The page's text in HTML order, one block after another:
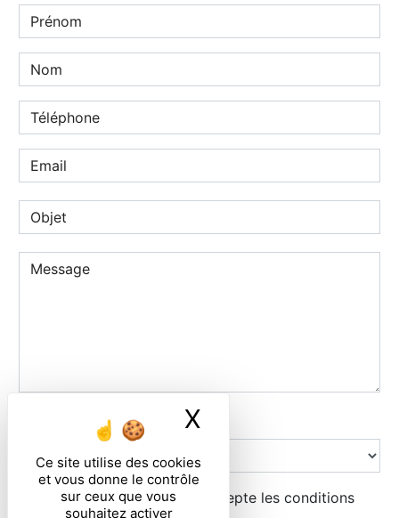
Ce site utilise des cookies
et vous donne le contrôle
sur ceux que vous
souhaitez activer
X
Combien font deux plus zero
En cochant cette case, j'accepte les conditions